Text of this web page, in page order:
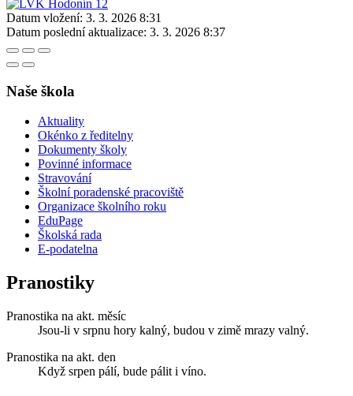
Datum vložení: 3. 3. 2026 8:31
Datum poslední aktualizace: 3. 3. 2026 8:37
Naše škola
Aktuality
Okénko z ředitelny
Dokumenty školy
Povinné informace
Stravování
Školní poradenské pracoviště
Organizace školního roku
EduPage
Školská rada
E-podatelna
Pranostiky
Pranostika na akt. měsíc
Jsou-li v srpnu hory kalný, budou v zimě mrazy valný.
Pranostika na akt. den
Když srpen pálí, bude pálit i víno.